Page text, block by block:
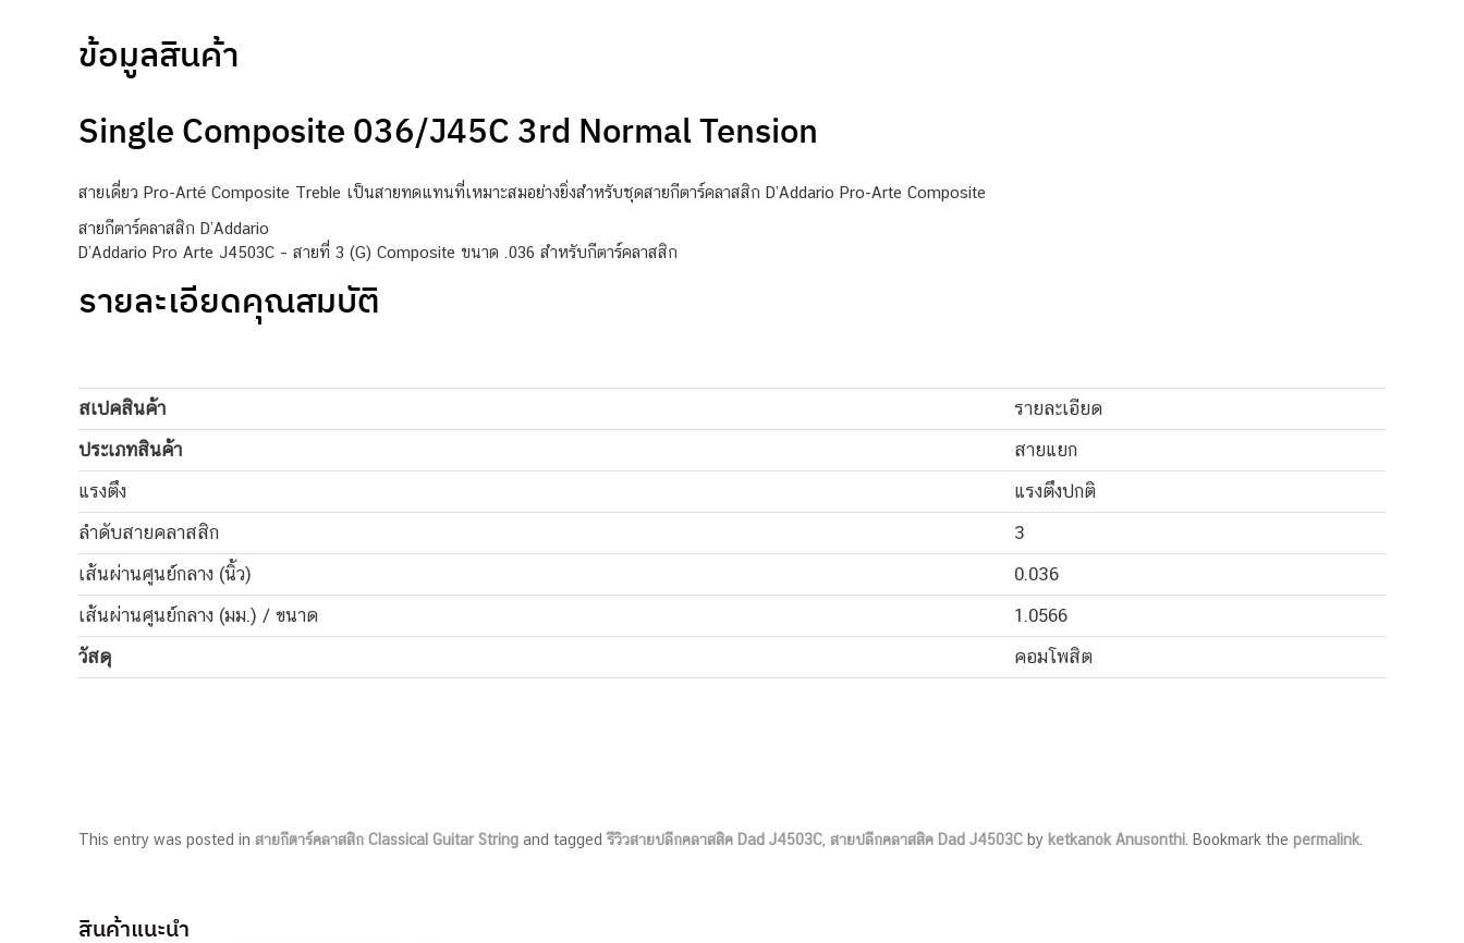
ข้อมูลสินค้า
Single Composite 036/J45C 3rd Normal Tension
สายเดี่ยว Pro-Arté Composite Treble เป็นสายทดแทนที่เหมาะสมอย่างยิ่งสำหรับชุดสายกีตาร์คลาสสิก D’Addario Pro-Arte Composite
สายกีตาร์คลาสสิก D’Addario
D’Addario Pro Arte J4503C – สายที่ 3 (G) Composite ขนาด .036 สำหรับกีตาร์คลาสสิก
รายละเอียดคุณสมบัติ
สเปคสินค้า
รายละเอียด
ประเภทสินค้า
สายแยก
แรงตึง
แรงตึงปกติ
ลำดับสายคลาสสิก
3
เส้นผ่านศูนย์กลาง (นิ้ว)
0.036
เส้นผ่านศูนย์กลาง (มม.) / ขนาด
1.0566
วัสดุ
คอมโพสิต
This entry was posted in สายกีตาร์คลาสสิก Classical Guitar String and taggedรีวิวสายปลีกคลาสสิค Dad J4503C, สายปลีกคลาสสิค Dad J4503C by ketkanok Anusonthi. Bookmark the permalink.
สินค้าแนะนำ